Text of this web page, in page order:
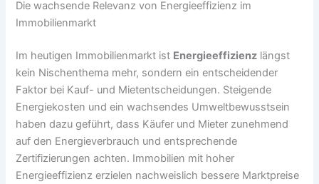
Die wachsende Relevanz von Energieeffizienz im
Immobilienmarkt
Im heutigen Immobilienmarkt ist Energieeffizienz längst
kein Nischenthema mehr, sondern ein entscheidender
Faktor bei Kauf- und Mietentscheidungen. Steigende
Energiekosten und ein wachsendes Umweltbewusstsein
haben dazu geführt, dass Käufer und Mieter zunehmend
auf den Energieverbrauch und entsprechende
Zertifizierungen achten. Immobilien mit hoher
Energieeffizienz erzielen nachweislich bessere Marktpreise